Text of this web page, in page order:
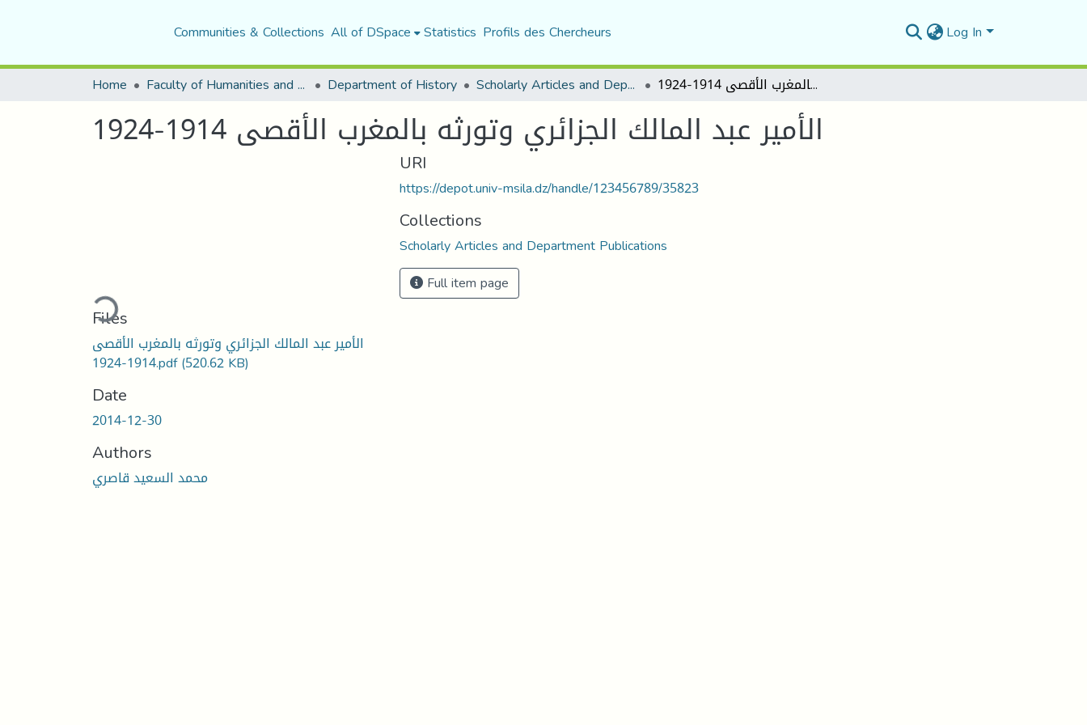
Communities & Collections All of DSpace Statistics Profils des Chercheurs Log In
Home Faculty of Humanities and Social Sciences Department of History Scholarly Articles and Department Publications الأمير عبد المالك الجزائري وتورثه بالمغرب الأقصى 1914-1924
الأمير عبد المالك الجزائري وتورثه بالمغرب الأقصى 1914-1924
Loading...
Files
الأمير عبد المالك الجزائري وتورثه بالمغرب الأقصى
1914-1924.pdf(520.62 KB)
Date
2014-12-30
Authors
محمد السعيد قاصري
URI
https://depot.univ-msila.dz/handle/123456789/35823
Collections
Scholarly Articles and Department Publications
Full item page